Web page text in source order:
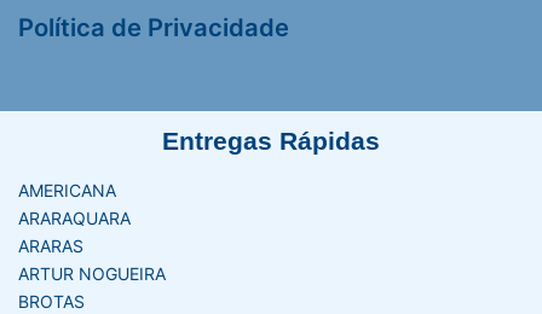
Política de Privacidade
Entregas Rápidas
AMERICANA
ARARAQUARA
ARARAS
ARTUR NOGUEIRA
BROTAS